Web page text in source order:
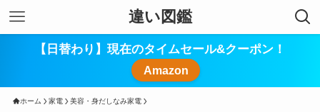
違い図鑑
【日替わり】現在のタイムセール&クーポン！
Amazon
ホーム 家電 美容・身だしなみ家電